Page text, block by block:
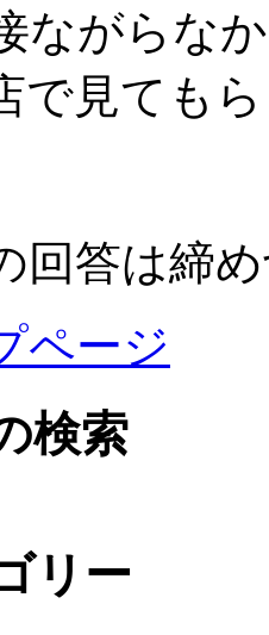
ながらな
で見ても
回答は締
ページ
検索
リー